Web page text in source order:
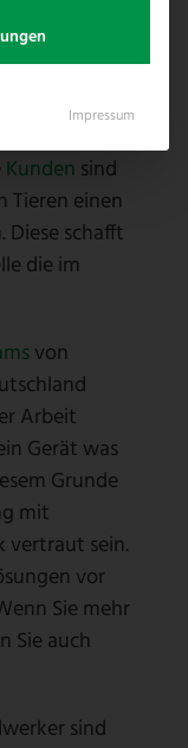
Kunden sind
Tieren einen
Diese schafft
die im
von
Arbeit
Gerät was
Grunde
mit
vertraut sein.
vor
Sie mehr
Sie auch
sind
Impressum